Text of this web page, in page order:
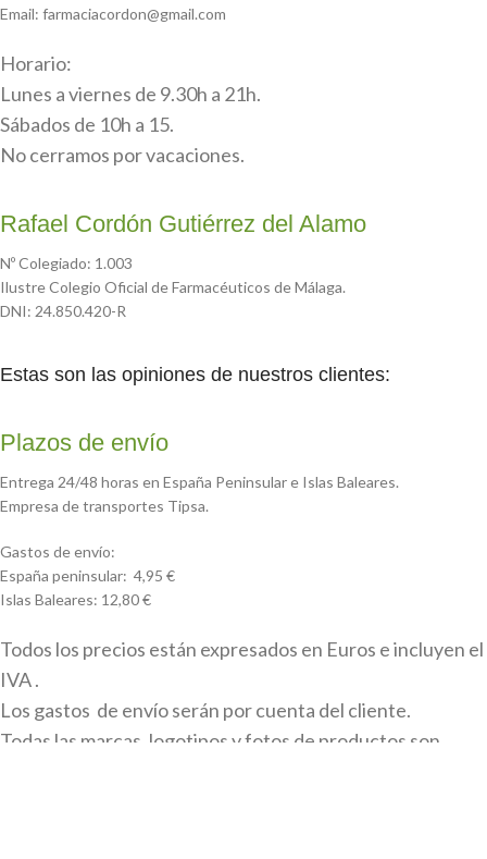
Email: farmaciacordon@gmail.com
Horario:
Lunes a viernes de 9.30h a 21h.
Sábados de 10h a 15.
No cerramos por vacaciones.
Rafael Cordón Gutiérrez del Alamo
Nº Colegiado: 1.003
Ilustre Colegio Oficial de Farmacéuticos de Málaga.
DNI: 24.850.420-R
Estas son las opiniones de nuestros clientes:
Plazos de envío
Entrega 24/48 horas en España Peninsular e Islas Baleares.
Empresa de transportes Tipsa.
Gastos de envío:
España peninsular: 4,95 €
Islas Baleares: 12,80 €
Todos los precios están expresados en Euros e incluyen el
IVA .
Los gastos de envío serán por cuenta del cliente.
Todas las marcas, logotipos y fotos de productos son